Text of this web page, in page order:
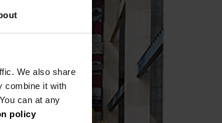
We also share
combine it with
can at any
policy